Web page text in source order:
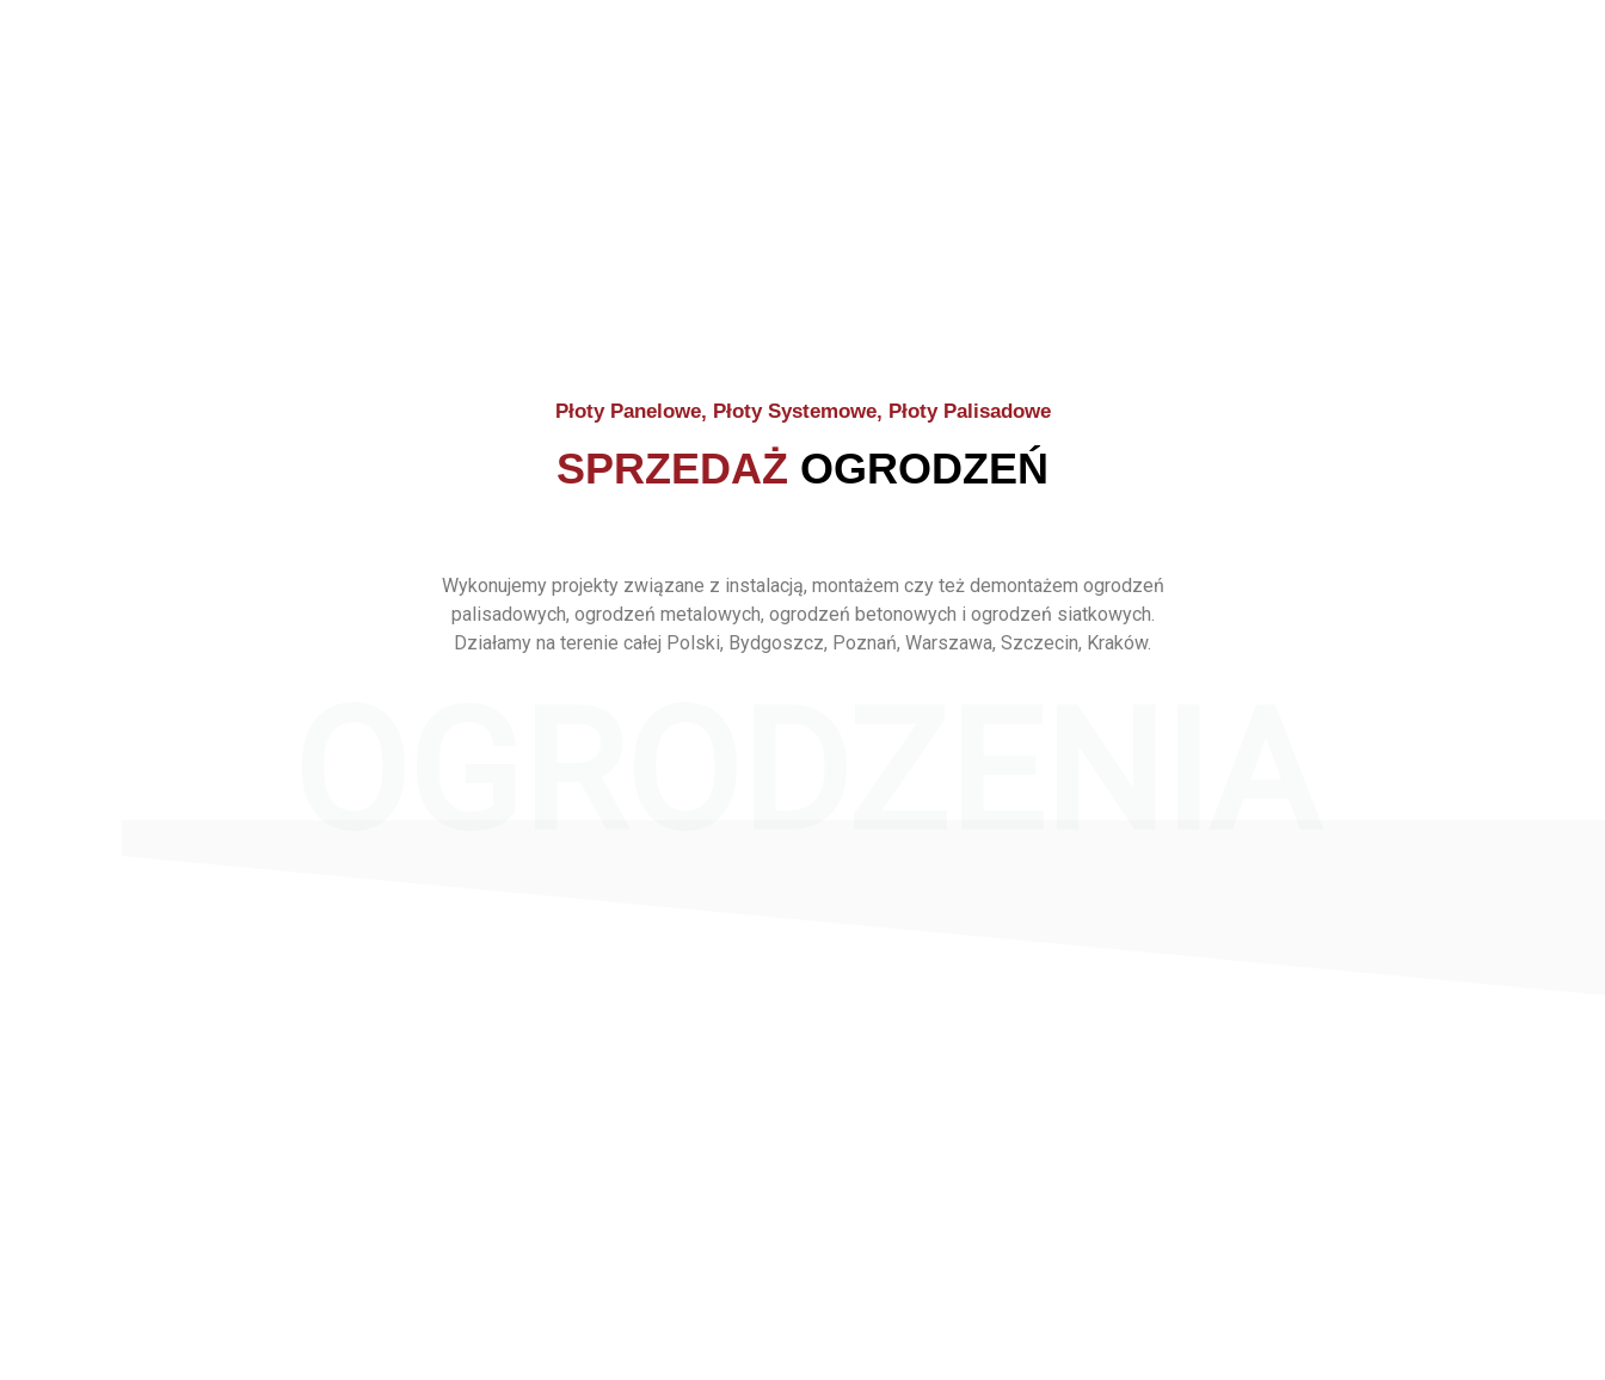
Płoty Panelowe, Płoty Systemowe, Płoty Palisadowe
SPRZEDAŻ OGRODZEŃ
Wykonujemy projekty związane z instalacją, montażem czy też demontażem ogrodzeń
palisadowych, ogrodzeń metalowych, ogrodzeń betonowych i ogrodzeń siatkowych.
Działamy na terenie całej Polski, Bydgoszcz, Poznań, Warszawa, Szczecin, Kraków.